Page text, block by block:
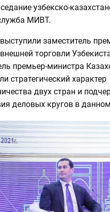
узбекско-
МИВТ.
заместитель
торговли
премьер-министра
стратегический характер
двух стран и
деловых кругов в